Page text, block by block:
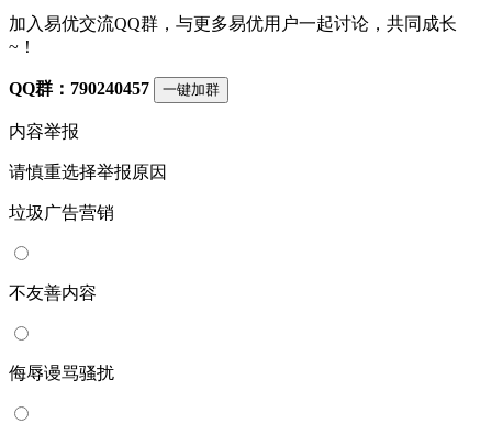
加入易优交流QQ群，与更多易优用户一起讨论，共同成长
~！
QQ群：790240457 一键加群
内容举报
请慎重选择举报原因
垃圾广告营销
不友善内容
侮辱谩骂骚扰